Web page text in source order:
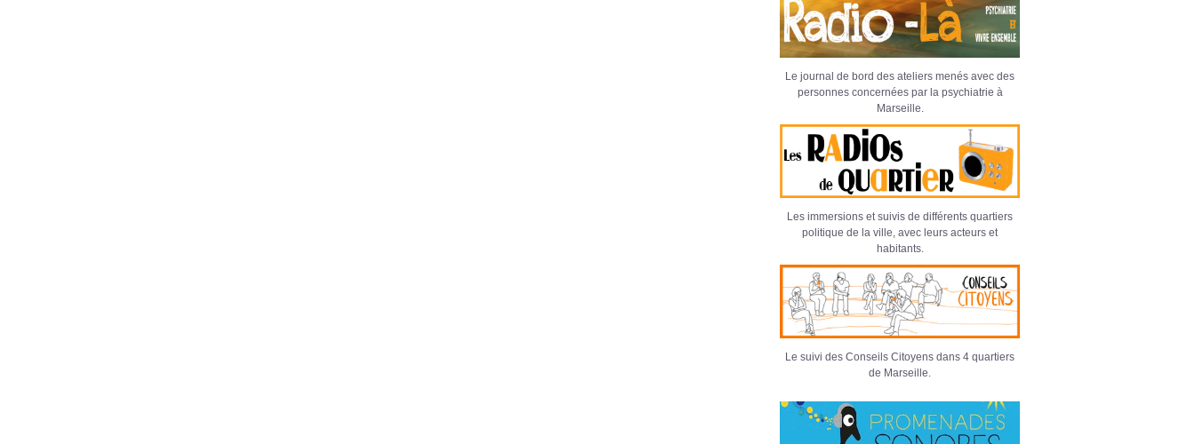
Le journal de bord des ateliers menés avec des
personnes concernées par la psychiatrie à
Marseille.
Les immersions et suivis de différents quartiers
politique de la ville, avec leurs acteurs et
habitants.
Le suivi des Conseils Citoyens dans 4 quartiers
de Marseille.